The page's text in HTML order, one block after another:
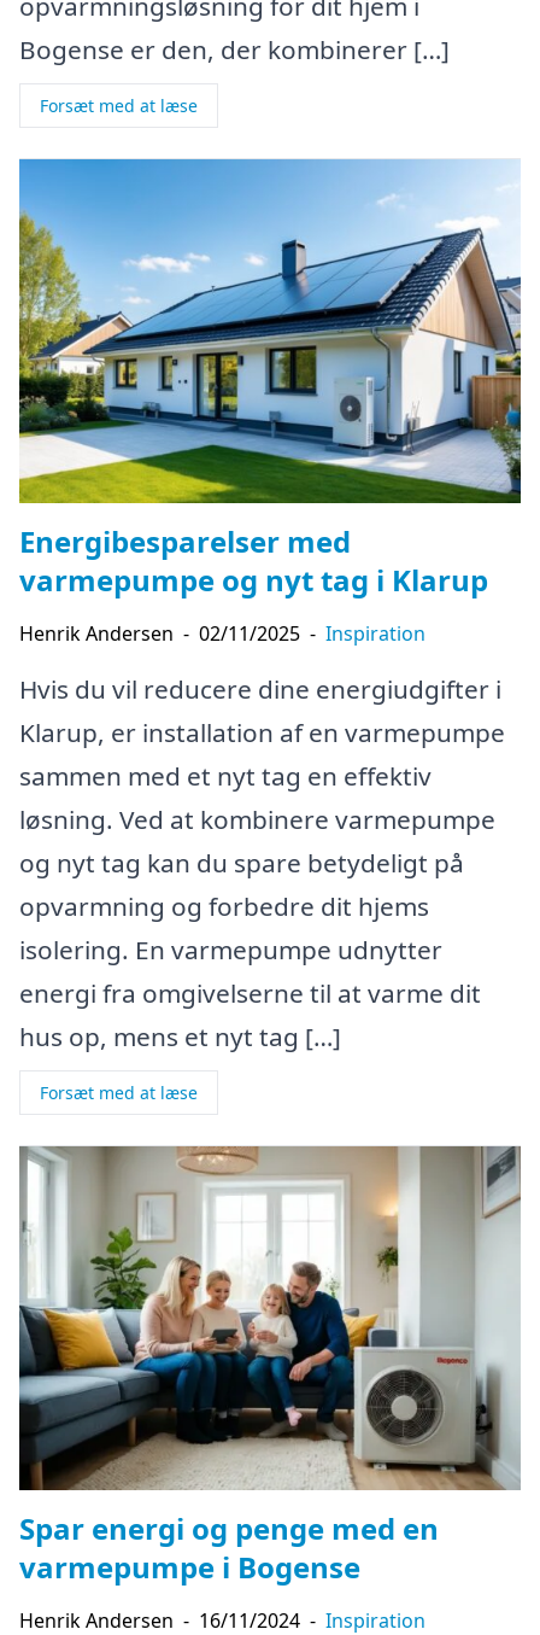
Bogense er den, der kombinerer […]
Forsæt med at læse
Energibesparelser med
varmepumpe og nyt tag i Klarup
Henrik Andersen - 02/11/2025 - Inspiration
Hvis du vil reducere dine energiudgifter i
Klarup, er installation af en varmepumpe
sammen med et nyt tag en effektiv
løsning. Ved at kombinere varmepumpe
og nyt tag kan du spare betydeligt på
opvarmning og forbedre dit hjems
isolering. En varmepumpe udnytter
energi fra omgivelserne til at varme dit
hus op, mens et nyt tag […]
Forsæt med at læse
Spar energi og penge med en
varmepumpe i Bogense
Henrik Andersen - 16/11/2024 - Inspiration